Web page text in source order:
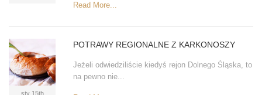
Read More...
sty 15th
POTRAWY REGIONALNE Z KARKONOSZY
Jeżeli odwiedziliście kiedyś rejon Dolnego Śląska, to
na pewno nie...